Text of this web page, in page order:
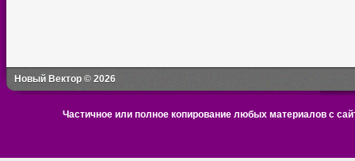
Новый Вектор © 2026
Частичное или полное копирование любых материалов с